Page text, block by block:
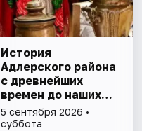
История
Адлерского района
с древнейших
времен до наших
дней. Экскурсия
5 сентября 2026 •
суббота